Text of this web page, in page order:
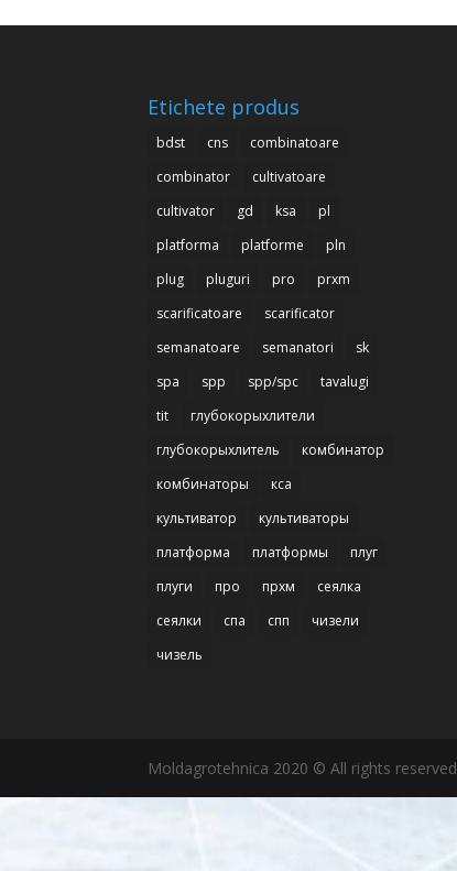
Etichete produs
bdst cns
combinatoare
combinator
cultivatoare
cultivator
gd ksa
pl
platforma
platforme
pln
plug
pluguri pro
prxm
scarificatoare
scarificator
semanatoare
semanatori
sk
spa
spp spp/spc
tavalugi
tit
глубокорыхлители
глубокорыхлитель
комбинатор
комбинаторы
кса
культиватор
культиваторы
платформа
платформы
плуг
плуги
про прхм
сеялка
сеялки
спа спп
чизели
чизель
Moldagrotehnica 2020 © All rights reserved